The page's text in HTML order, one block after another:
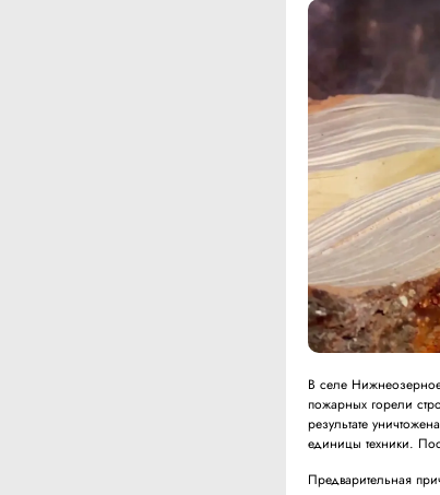
В селе
пожарных горели
результате
единицы техники.
Предварительная